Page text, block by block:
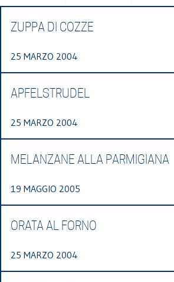
ZUPPA DI COZZE
25 MARZO 2004
APFELSTRUDEL
25 MARZO 2004
MELANZANE ALLA PARMIGIANA
19 MAGGIO 2005
ORATA AL FORNO
25 MARZO 2004